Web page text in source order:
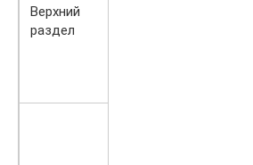
Верхний
раздел